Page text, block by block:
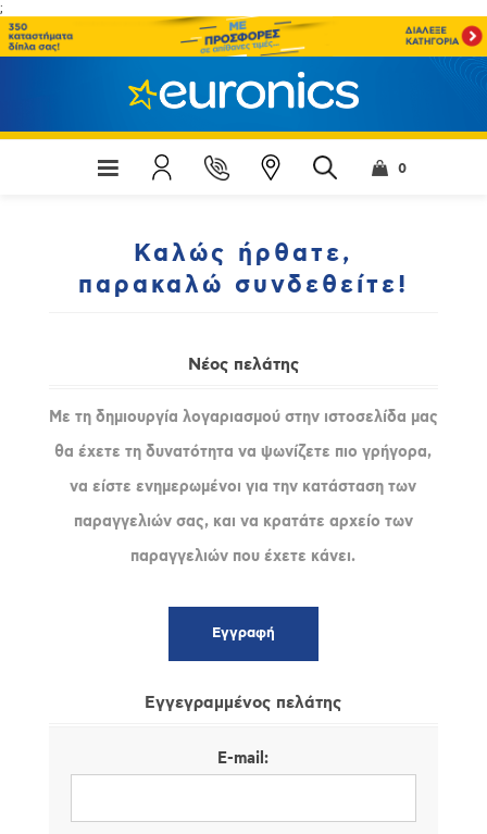
;
0
Καλώς ήρθατε,
παρακαλώ συνδεθείτε!
Νέος πελάτης
Με τη δημιουργία λογαριασμού στην ιστοσελίδα μας
θα έχετε τη δυνατότητα να ψωνίζετε πιο γρήγορα,
να είστε ενημερωμένοι για την κατάσταση των
παραγγελιών σας, και να κρατάτε αρχείο των
παραγγελιών που έχετε κάνει.
Εγγεγραμμένος πελάτης
E-mail: